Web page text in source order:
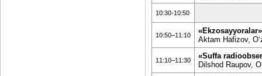
10:30-10:50
10:50–11:10
«Ekzosayyoralar»
Aktam Hafizov,
11:10–11:30
«Suffa
Dilshod Raupov,